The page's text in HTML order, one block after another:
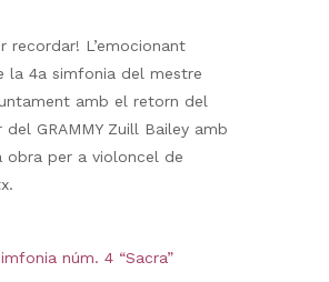
recordar! L’emocionant
la 4a simfonia del mestre
amb el retorn del
del GRAMMY Zuill Bailey amb
obra per a violoncel de
núm. 4 “Sacra”